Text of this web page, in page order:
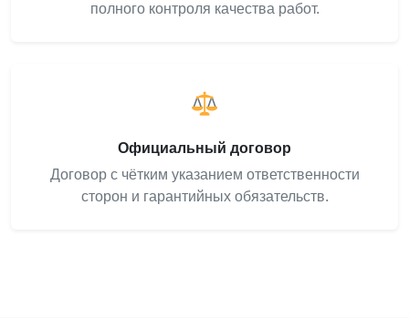
полного контроля качества работ.
Официальный договор
Договор с чётким указанием ответственности
сторон и гарантийных обязательств.